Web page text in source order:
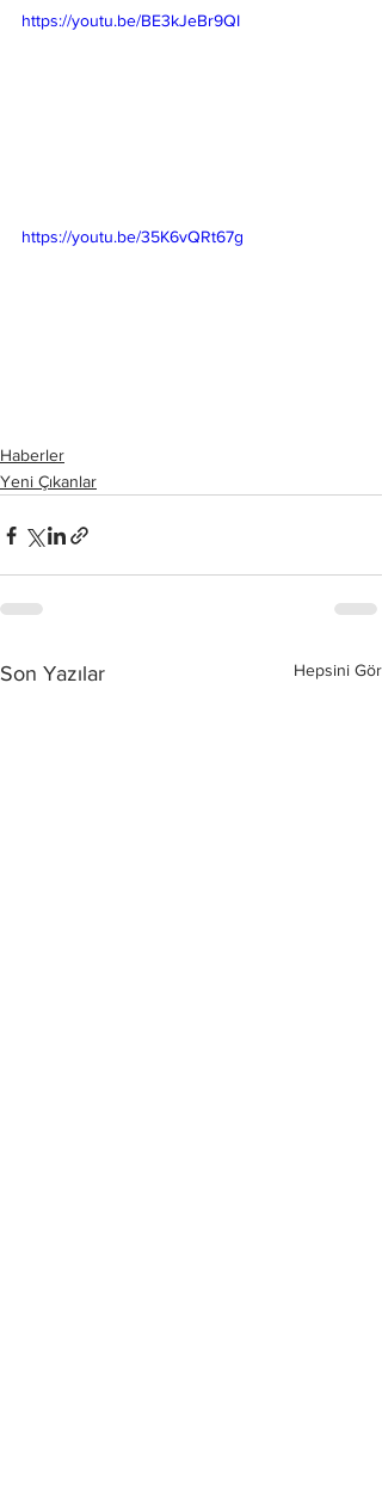
https://youtu.be/BE3kJeBr9QI
https://youtu.be/35K6vQRt67g
Haberler
Yeni Çıkanlar
Son Yazılar Hepsini Gör